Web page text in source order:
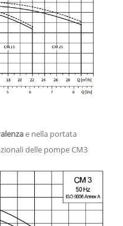
e nella portata
delle pompe CM3